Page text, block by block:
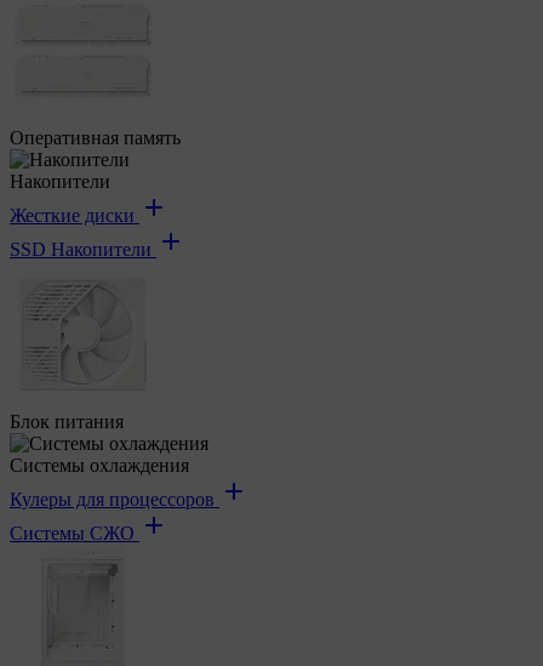
Оперативная память
Накопители
Жесткие диски
SSD Накопители
Блок питания
Системы охлаждения
Кулеры для процессоров
Системы СЖО